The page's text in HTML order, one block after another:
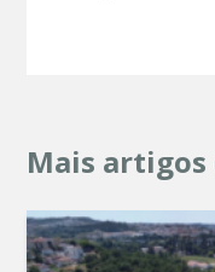
Mais artigos